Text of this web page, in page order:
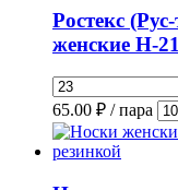
Ростекс
женские Н-
65.00 ₽ / пара